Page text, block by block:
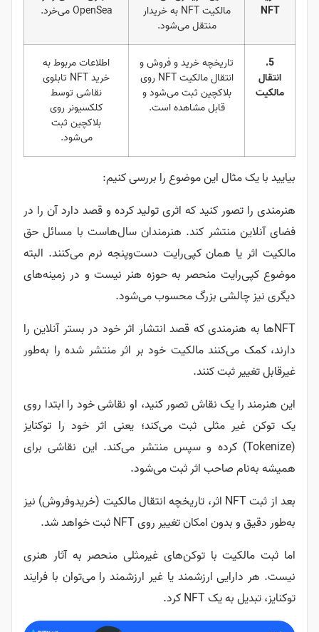
NFT
مالکیت NFT به خریدار
منتقل می‌شود.
OpenSea می‌خرد.
5.
انتقال
مالکیت
تاریخچه خرید و فروش و
انتقال مالکیت NFT روی
بلاکچین ثبت می‌شود و
قابل مشاهده است.
اطلاعات مربوط به
خرید NFT تابلوی
نقاشی توسط
کلکسیونر روی
بلاکچین ثبت
می‌شود.
بیایید با یک مثال این موضوع را بررسی کنیم:
هنرمندی را تصور کنید که اثری تولید کرده و قصد دارد آن را در
فضای آنلاین منتشر کند. هنرمندان سال‌هاست با مسائل حق
مالکیت اثر یا همان کپی‌رایت دست‌وپنجه نرم می‌کنند. البته
موضوع کپی‌رایت منحصر به حوزه هنر نیست و در زمینه‌های
دیگری نیز چالشی بزرگ محسوب می‌شود.
NFT‌ها به هنرمندی که قصد انتشار اثر خود در بستر آنلاین را
دارند، کمک می‌کنند مالکیت خود بر اثر منتشر شده را به‌طور
غیرقابل تغییر ثبت کنند.
این هنرمند را یک نقاش تصور کنید، او نقاشی خود را ابتدا روی
یک توکن غیر مثلی ثبت می‌کند؛ یعنی اثر خود را توکنایز
(Tokenize) کرده و سپس منتشر می‌کند. این نقاشی برای
همیشه به‌نام صاحب اثر ثبت می‌شود.
بعد از ثبت NFT اثر، تاریخچه انتقال مالکیت (خرید‌وفروش) نیز
به‌طور دقیق و بدون امکان تغییر روی NFT ثبت خواهد شد.
اما ثبت مالکیت با توکن‌های غیر‌مثلی منحصر به آثار هنری
نیست. هر دارایی ارزشمند یا غیر ارزشمند را می‌توان با فرایند
توکنایز، تبدیل به یک NFT کرد.